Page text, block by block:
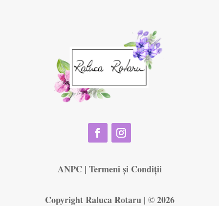
ANPC | Termeni și Condiții
Copyright Raluca Rotaru | © 2026